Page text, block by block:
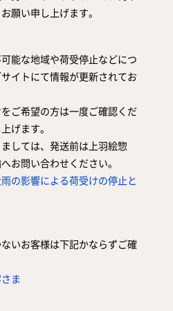
願い申し上げます。
能な地域や荷受停止などにつ
イトにて情報が更新されてお
ご希望の方は一度ご確認くだ
げます。
しては、発送前は上羽絵惣
お問い合わせください。
の影響による荷受けの停止と
いお客様は下記かならずご確
ま